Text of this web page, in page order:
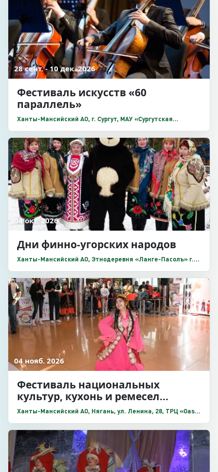
28 сент. - 10 дек. 2026
Фестиваль искусств «60
параллель»
Ханты-Мансийский АО, г. Сургут, МАУ «Сургутская
04 окт. 2026
Дни финно-угорских народов
Ханты-Мансийский АО, Этнодеревня «Ланге-Пасолъ» г.
04 нояб. 2026
Фестиваль национальных
культур, кухонь и ремесел
«Этноград»
Ханты-Мансийский АО, Нягань, ул. Ленина, 28, ТРЦ «Oasis